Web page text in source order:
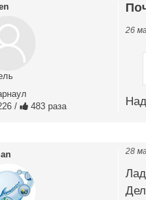
/ 483 раза
26
28